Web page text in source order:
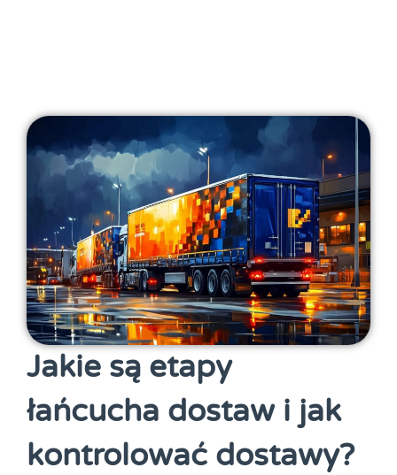
Jakie są etapy
łańcucha dostaw i jak
kontrolować dostawy?